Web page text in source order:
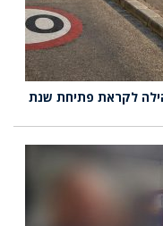
לקראת פתיחת שנת